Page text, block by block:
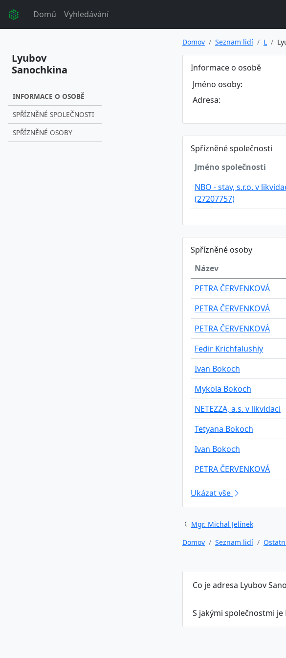
Domů Vyhledávání
Lyubov
Sanochkina
INFORMACE O OSOBĚ
SPŘÍZNĚNÉ SPOLEČNOSTI
SPŘÍZNĚNÉ OSOBY
Domov Seznam lidí L
Informace o osobě
Jméno osoby:
Adresa:
Spřízněné společnosti
Jméno společnosti
NBO - stav, s.r.o. v
(27207757)
Spřízněné osoby
Název
PETRA ČERVENKOVÁ
PETRA ČERVENKOVÁ
PETRA ČERVENKOVÁ
Fedir Krichfalushiy
Ivan Bokoch
Mykola Bokoch
NETEZZA, a.s. v likvidaci
Tetyana Bokoch
Ivan Bokoch
PETRA ČERVENKOVÁ
Ukázat vše
Mgr. Michal Jelínek
Domov
Seznam lidí
Co je adresa Lyubov
S jakými společnostmi